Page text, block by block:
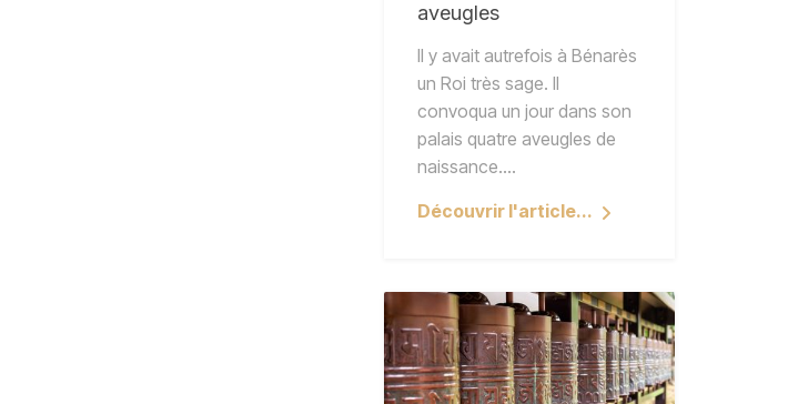
aveugles
Il y avait autrefois à Bénarès
un Roi très sage. Il
convoqua un jour dans son
palais quatre aveugles de
naissance.…
Découvrir l'article...